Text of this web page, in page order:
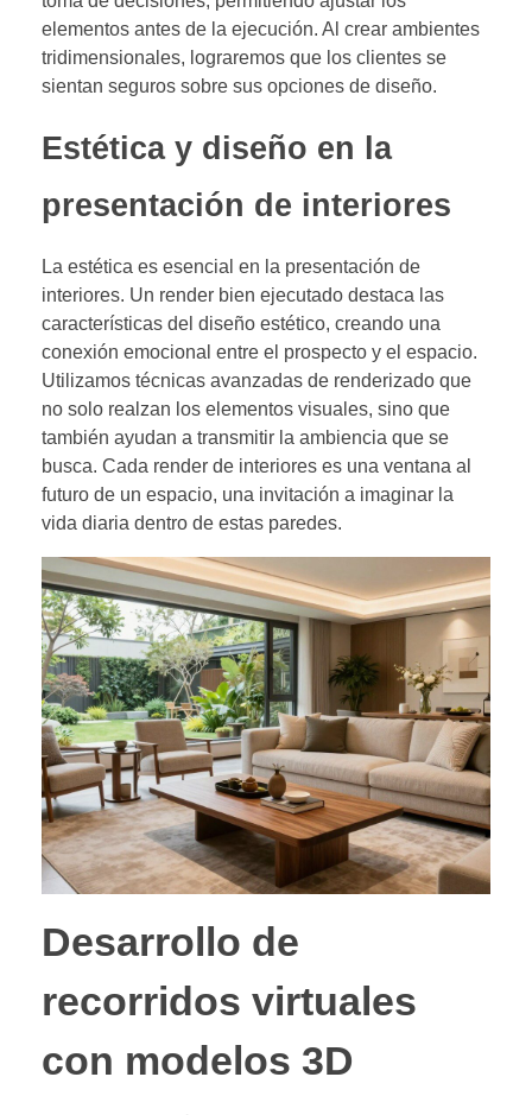
elementos antes de la ejecución. Al crear ambientes
tridimensionales, lograremos que los clientes se
sientan seguros sobre sus opciones de diseño.
Estética y diseño en la
presentación de interiores
La estética es esencial en la presentación de
interiores. Un render bien ejecutado destaca las
características del diseño estético, creando una
conexión emocional entre el prospecto y el espacio.
Utilizamos técnicas avanzadas de renderizado que
no solo realzan los elementos visuales, sino que
también ayudan a transmitir la ambiencia que se
busca. Cada render de interiores es una ventana al
futuro de un espacio, una invitación a imaginar la
vida diaria dentro de estas paredes.
Desarrollo de
recorridos virtuales
con modelos 3D